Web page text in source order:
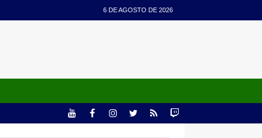
6 DE AGOSTO DE 2026